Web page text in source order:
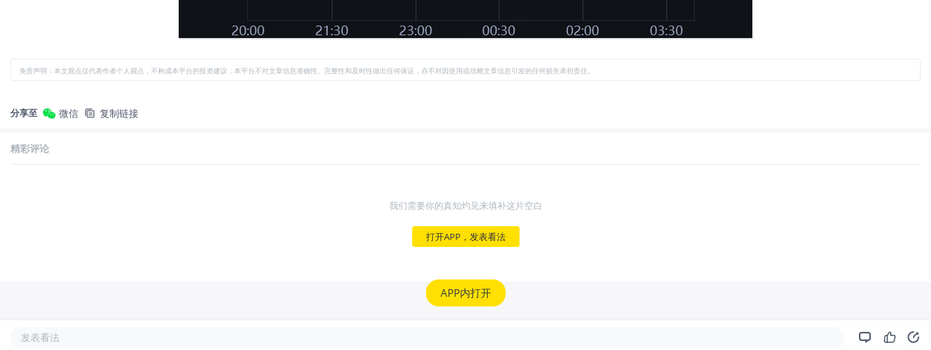
免责声明：本文观点仅代表作者个人观点，不构成本平台的投资建议，本平台不对文章信息准确性、完整性和及时性做出任何保证，亦不对因使用或信赖文章信息引发的任何损失承担责任。
分享至 微信 复制链接
精彩评论
我们需要你的真知灼见来填补这片空白
打开APP，发表看法
APP内打开
发表看法